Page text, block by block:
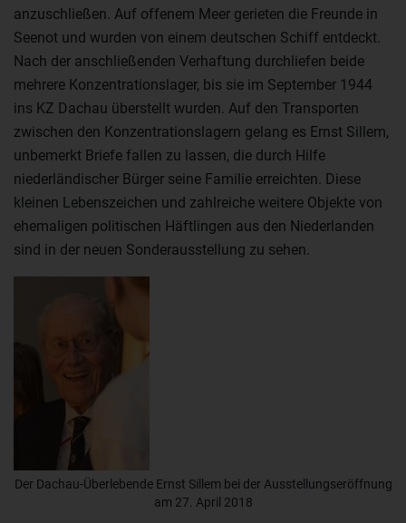
anzuschließen. Auf offenem Meer gerieten die Freunde in
Seenot und wurden von einem deutschen Schiff entdeckt.
Nach der anschließenden Verhaftung durchliefen beide
mehrere Konzentrationslager, bis sie im September 1944
ins KZ Dachau überstellt wurden. Auf den Transporten
zwischen den Konzentrationslagern gelang es Ernst Sillem,
unbemerkt Briefe fallen zu lassen, die durch Hilfe
niederländischer Bürger seine Familie erreichten. Diese
kleinen Lebenszeichen und zahlreiche weitere Objekte von
ehemaligen politischen Häftlingen aus den Niederlanden
sind in der neuen Sonderausstellung zu sehen.
Der Dachau-Überlebende Ernst Sillem bei der Ausstellungseröffnung
am 27. April 2018